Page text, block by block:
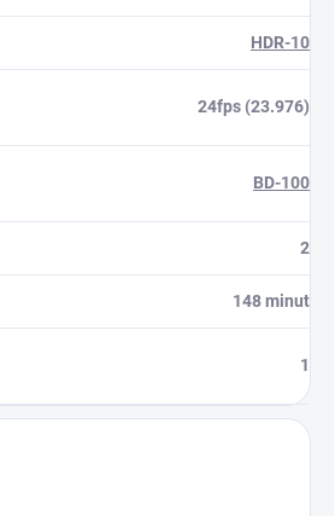
HDR-10
24fps (23.976)
BD-100
2
148 minut
1